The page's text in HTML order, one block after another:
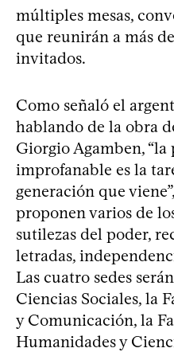
múltiples mesas,
que reunirán a más
invitados.
Como señaló el
hablando de la obra
Giorgio Agamben,
improfanable es la
generación que
proponen varios de
sutilezas del poder,
letradas,
Las cuatro sedes
Ciencias Sociales, la
y Comunicación, la
Humanidades y